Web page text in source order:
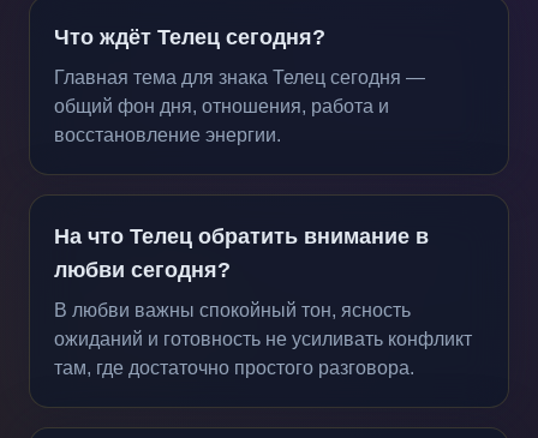
Что ждёт Телец сегодня?
Главная тема для знака Телец сегодня —
общий фон дня, отношения, работа и
восстановление энергии.
На что Телец обратить внимание в
любви сегодня?
В любви важны спокойный тон, ясность
ожиданий и готовность не усиливать конфликт
там, где достаточно простого разговора.